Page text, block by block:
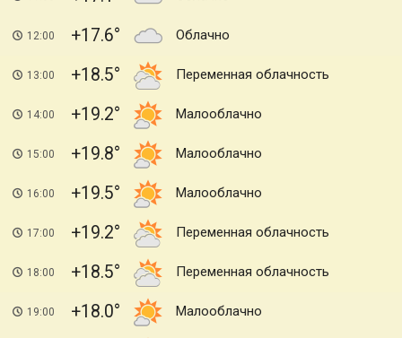
12:00 +17.6 Облачно
13:00 +18.5 Переменная облачность
14:00 +19.2 Малооблачно
15:00 +19.8 Малооблачно
16:00 +19.5 Малооблачно
17:00 +19.2 Переменная облачность
18:00 +18.5 Переменная облачность
19:00 +18.0 Малооблачно